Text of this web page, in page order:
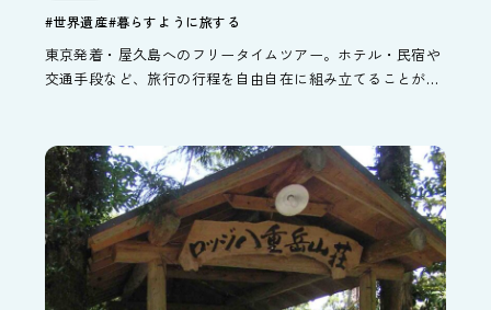
#世界遺産#暮らすように旅する
東京発着・屋久島へのフリータイムツアー。ホテル・民宿や
交通手段など、旅行の行程を自由自在に組み立てることがで
せる組立型パックツアーです。鹿児島～屋久島間交通も往復
ばらばらに航空便・高速船を選べます。オリジナルな屋久島
旅行プランを作りたい方にオススメのコースです。